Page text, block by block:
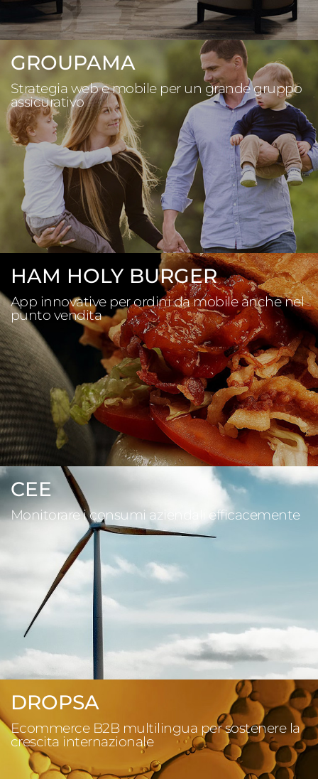
GROUPAMA
Strategia web e mobile per un grande gruppo
assicurativo
HAM HOLY BURGER
App innovative per ordini da mobile anche nel
punto vendita
CEE
Monitorare i consumi aziendali efficacemente
DROPSA
Ecommerce B2B multilingua per sostenere la
crescita internazionale